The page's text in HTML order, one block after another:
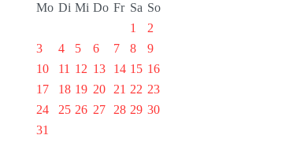
Mo Di Mi Do Fr Sa So
1
2
3
4 5 6 7 8
9
10
11 12 13 14 15 16
17
18 19 20 21 22 23
24
25 26 27 28 29 30
31